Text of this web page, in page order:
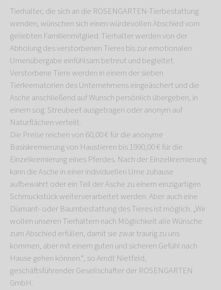
Tierhalter, die sich an die ROSENGARTEN-Tierbestattung
wenden, wünschen sich einen würdevollen Abschied vom
geliebten Familienmitglied. Tierhalter werden von der
Abholung des verstorbenen Tieres bis zur emotionalen
Urnenübergabe einfühlsam betreut und begleitet.
Verstorbene Tiere werden in einem der sieben
Tierkrematorien des Unternehmens eingeäschert und die
Asche anschließend auf Wunsch persönlich übergeben, in
einem sog. Streubeet ausgetragen oder anonym auf
Naturflächen verteilt.
Die Preise reichen von 60,00 € für die anonyme
Basiskremierung von Haustieren bis 1990,00 € für die
Einzelkremierung eines Pferdes. Nach der Einzelkremierung
kann die Asche in einer individuellen Urne zuhause
aufbewahrt oder ein Teil der Asche zu einem einzigartigen
Schmuckstück weiterverarbeitet werden. Aber auch eine
Diamant- oder Baumbestattung des Tieres ist möglich. „Wir
wollen unseren Tierhaltern nach Möglichkeit alle Wünsche
zum Abschied erfüllen, damit sie zwar traurig zu uns
kommen, aber mit einem guten und sicheren Gefühl nach
Hause gehen können.“, so Arndt Nietfeld,
geschäftsführender Gesellschafter der ROSENGARTEN
GmbH.